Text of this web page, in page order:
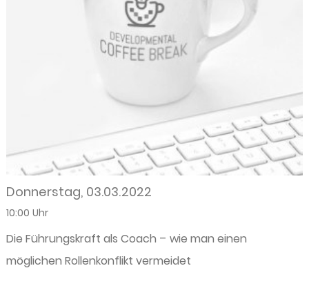
Donnerstag, 03.03.2022
10:00 Uhr
Die Führungskraft als Coach – wie man einen
möglichen Rollenkonflikt vermeidet